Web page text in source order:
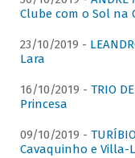
Clube com o Sol na
23/10/2019 -
Lara
16/10/2019 - TRIO
Princesa
09/10/2019 -
Cavaquinho e Villa-